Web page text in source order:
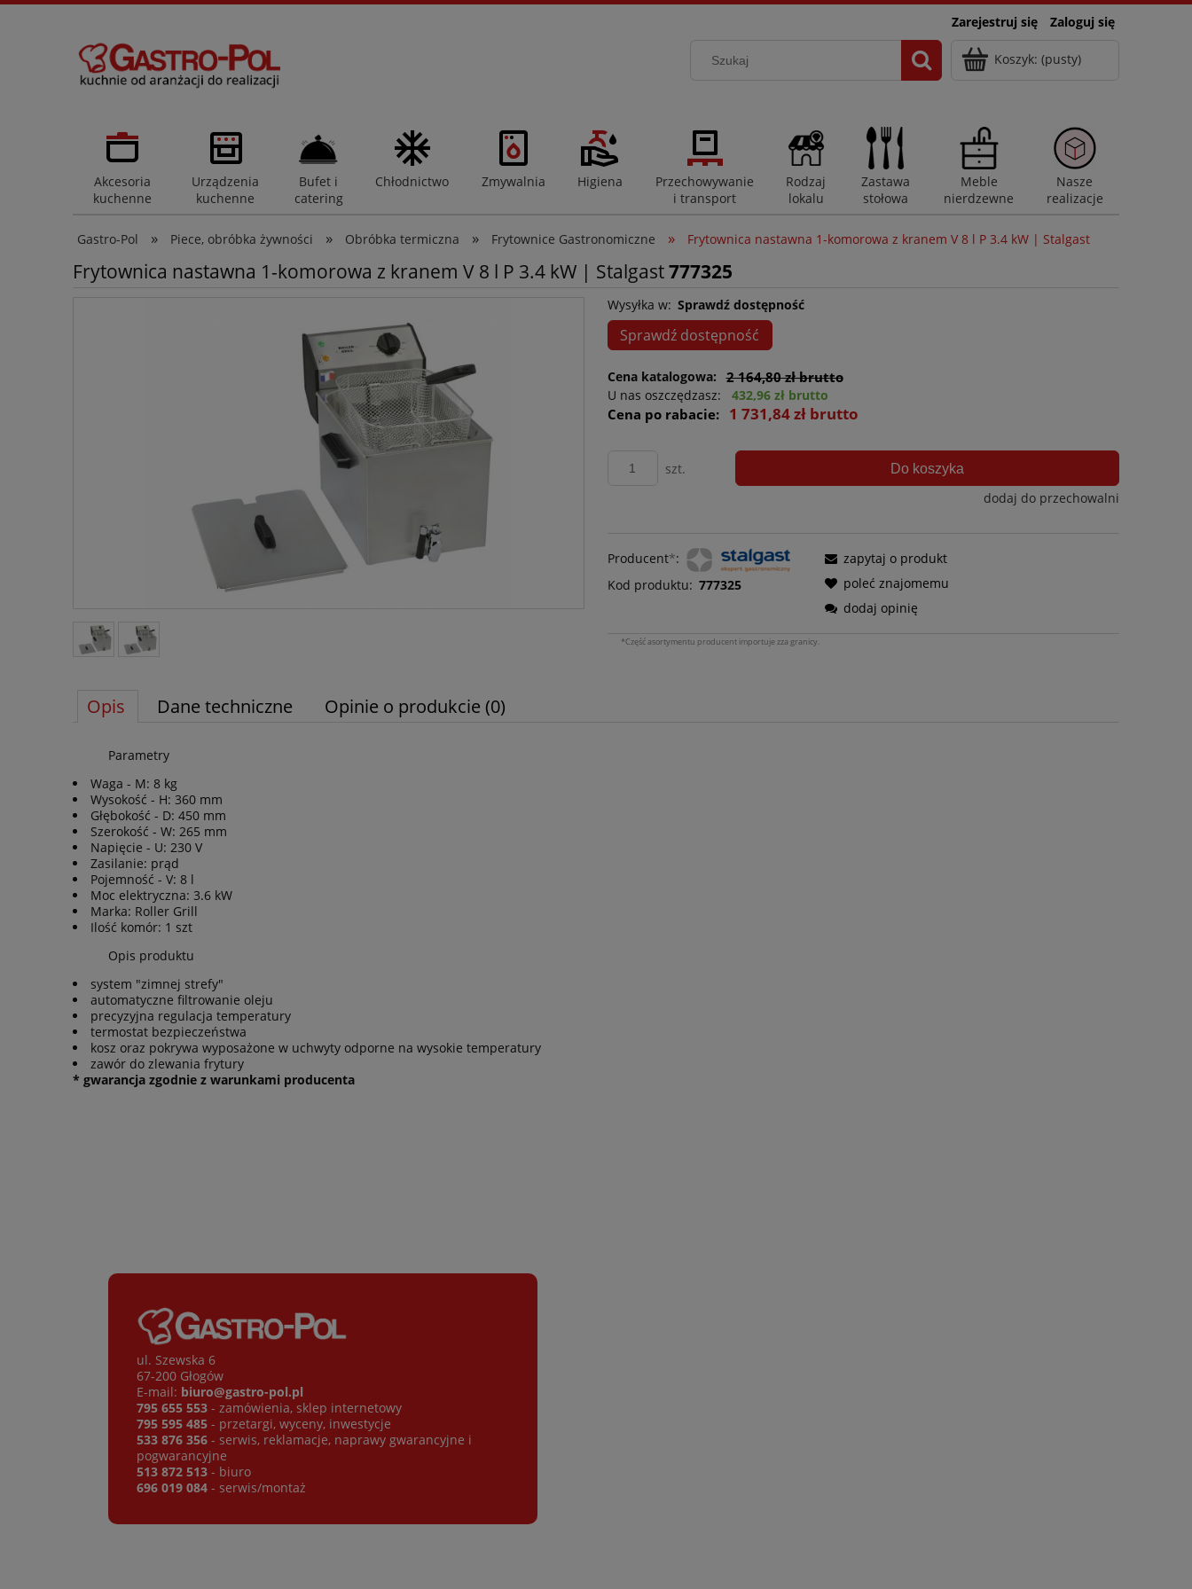
Zarejestruj się Zaloguj się
Koszyk: (pusty)
Akcesoria
kuchenne
Urządzenia
kuchenne
Bufet i
catering
Chłodnictwo Zmywalnia Higiena
Przechowywanie
i transport
Rodzaj
lokalu
Zastawa
stołowa
Meble
nierdzewne
Nasze
realizacje
Gastro-Pol » Piece, obróbka żywności » Obróbka termiczna » Frytownice Gastronomiczne » Frytownica nastawna 1-komorowa z kranem V 8 l P 3.4 kW | Stalgast
Frytownica nastawna 1-komorowa z kranem V 8 l P 3.4 kW | Stalgast777325
Wysyłka w: Sprawdź dostępność
Sprawdź dostępność
Cena katalogowa: 2 164,80 zł brutto
U nas oszczędzasz: 432,96 zł brutto
Cena po rabacie: 1 731,84 zł brutto
szt. Do koszyka
dodaj do przechowalni
Producent*:
Kod produktu: 777325
zapytaj o produkt
poleć znajomemu
dodaj opinię
*Część asortymentu producent importuje zza granicy.
Opis Dane techniczne Opinie o produkcie (0)
Parametry
Waga - M: 8 kg
Wysokość - H: 360 mm
Głębokość - D: 450 mm
Szerokość - W: 265 mm
Napięcie - U: 230 V
Zasilanie: prąd
Pojemność - V: 8 l
Moc elektryczna: 3.6 kW
Marka: Roller Grill
Ilość komór: 1 szt
Opis produktu
system "zimnej strefy"
automatyczne filtrowanie oleju
precyzyjna regulacja temperatury
termostat bezpieczeństwa
kosz oraz pokrywa wyposażone w uchwyty odporne na wysokie temperatury
zawór do zlewania frytury
* gwarancja zgodnie z warunkami producenta
ul. Szewska 6
67-200 Głogów
E-mail: biuro@gastro-pol.pl
795 655 553 - zamówienia, sklep internetowy
795 595 485 - przetargi, wyceny, inwestycje
533 876 356 - serwis, reklamacje, naprawy gwarancyjne i
pogwarancyjne
513 872 513 - biuro
696 019 084 - serwis/montaż